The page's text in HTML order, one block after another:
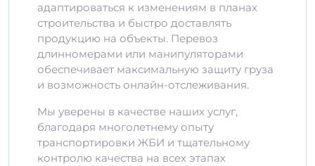
адаптироваться к изменениям в планах
строительства и быстро доставлять
продукцию на объекты. Перевоз
длинномерами или манипуляторами
обеспечивает максимальную защиту груза
и возможность онлайн-отслеживания.
Мы уверены в качестве наших услуг,
благодаря многолетнему опыту
транспортировки ЖБИ и тщательному
контролю качества на всех этапах